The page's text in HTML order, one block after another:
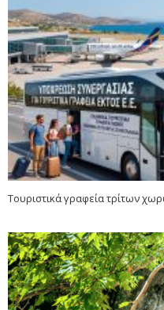
Τουριστικά γραφεία τρίτων